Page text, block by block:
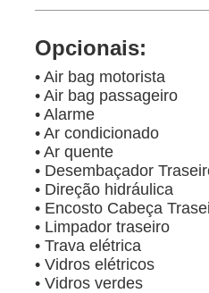
Opcionais:
• Air bag motorista
• Air bag passageiro
• Alarme
• Ar condicionado
• Ar quente
• Desembaçador
• Direção hidráulica
• Encosto Cabeça
• Limpador traseiro
• Trava elétrica
• Vidros elétricos
• Vidros verdes